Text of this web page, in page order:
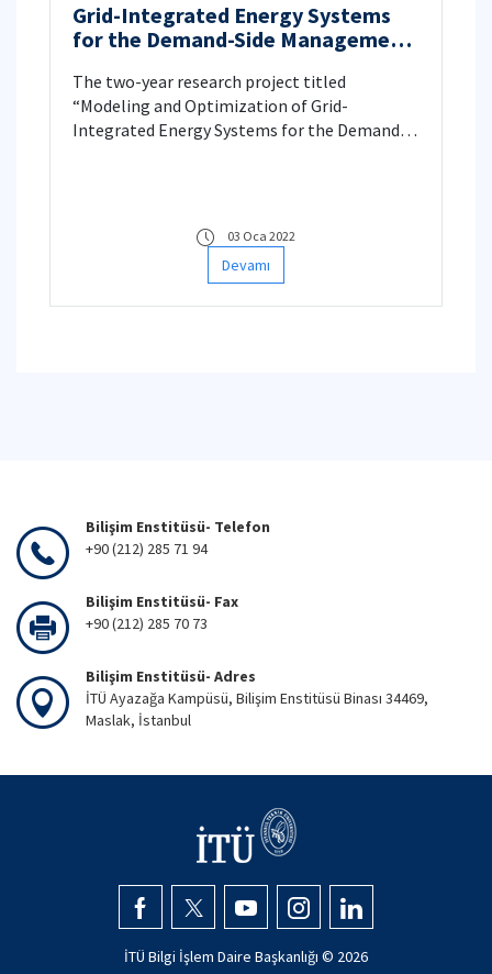
Grid-Integrated Energy Systems
for the Demand-Side Management
The two-year research project titled
“Modeling and Optimization of Grid-
Integrated Energy Systems for the Demand-
03 Oca 2022
Devamı
Bilişim Enstitüsü- Telefon
+90 (212) 285 71 94
Bilişim Enstitüsü- Fax
+90 (212) 285 70 73
Bilişim Enstitüsü- Adres
İTÜ Ayazağa Kampüsü, Bilişim Enstitüsü Binası 34469,
Maslak, İstanbul
İTÜ Bilgi İşlem Daire Başkanlığı © 2026